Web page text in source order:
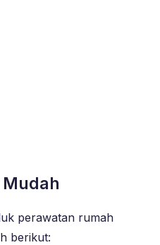
perawatan rumah
berikut: